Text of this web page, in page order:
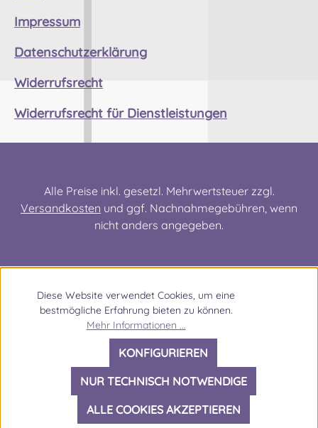
eintragen. Ihrer Fantasie sind keine
kann beim Bezahlvorgang im Feld
werden. Das Feld "Rabatt- Code" ist für
Rabattaktionen vorgesehen. Sollten Sie
Hilfe benötigen, nehmen Sie Kontakt mit
Impressum
Datenschutzerklärung
Widerrufsrecht
Widerrufsrecht für Dienstleistungen
Alle Preise inkl. gesetzl. Mehrwertsteuer zzgl.
Versandkosten und ggf. Nachnahmegebühren, wenn
nicht anders angegeben.
Diese Website verwendet Cookies, um eine
bestmögliche Erfahrung bieten zu können.
Mehr Informationen ...
NUR TECHNISCH NOTWENDIGE
KONFIGURIEREN
ALLE COOKIES AKZEPTIEREN